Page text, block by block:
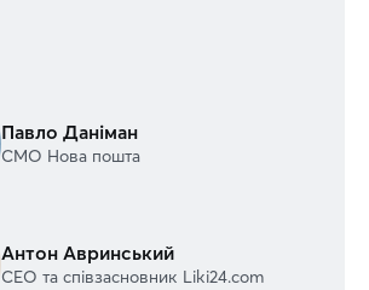
Павло Даніман
СМО Нова пошта
Антон Авринський
CEO та співзасновник Liki24.com